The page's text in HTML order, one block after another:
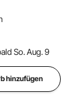
für
Donuts,
So. Aug. 9
hinzufügen